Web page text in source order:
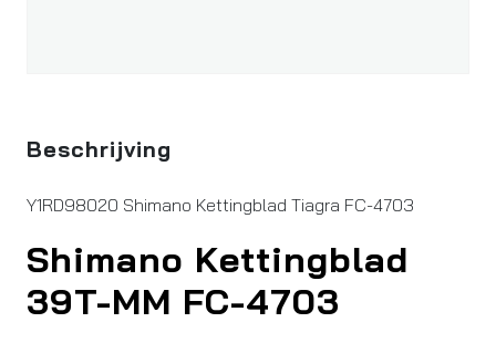
Beschrijving
Y1RD98020 Shimano Kettingblad Tiagra FC-4703
Shimano Kettingblad
39T-MM FC-4703